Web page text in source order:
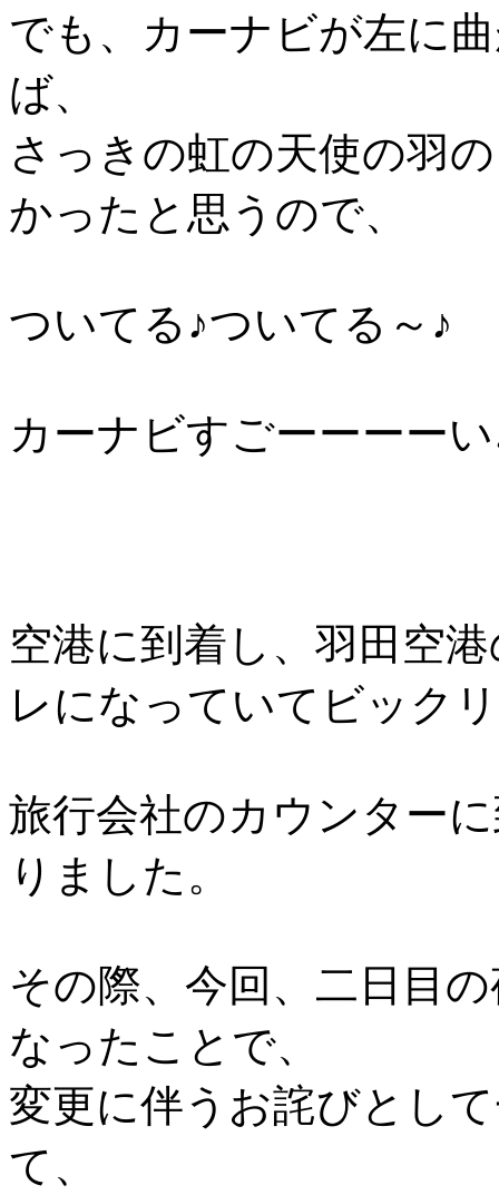
でも、カーナビが左に
ば、
さっきの虹の天使の羽
かったと思うので、
ついてる♪ついてる～♪
カーナビすごーーーー
空港に到着し、羽田空
レになっていてビック
旅行会社のカウンター
りました。
その際、今回、二日目
なったことで、
変更に伴うお詫びとし
て、